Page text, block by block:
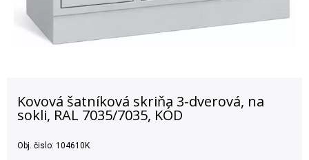
Kovová šatníková skriňa 3-dverová, na
sokli, RAL 7035/7035, KÓD
Obj. čislo: 104610K